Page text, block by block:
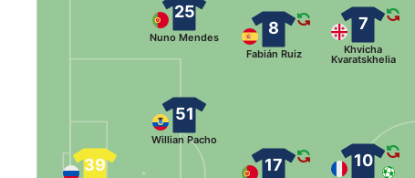
39
25
Nuno Mendes
51
Willian Pacho
8
Fabián Ruiz
17
7
Khvicha
Kvaratskhelia
10